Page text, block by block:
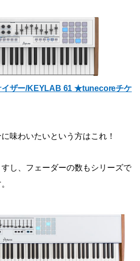
イザー/KEYLAB 61 ★tunecoreチケ
味わいたいという方はこれ！
し、フェーダーの数もシリーズで